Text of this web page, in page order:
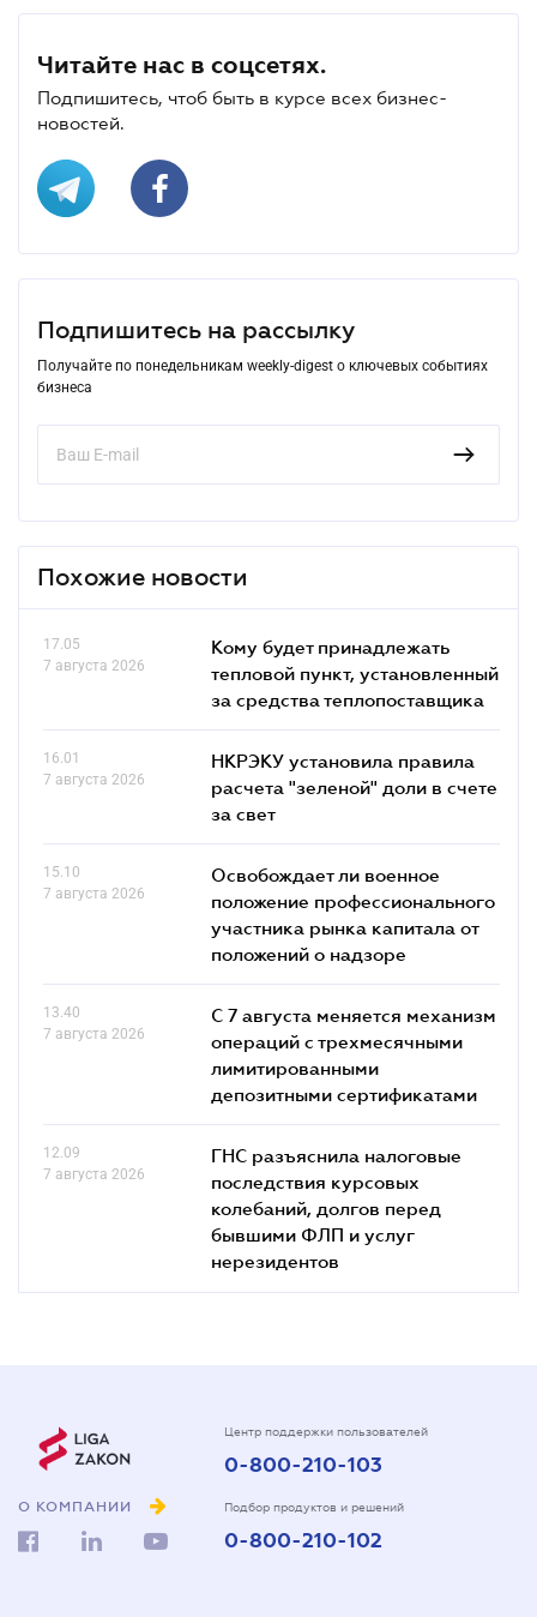
Читайте нас в соцсетях.
Подпишитесь, чтоб быть в курсе всех бизнес-
новостей.
Подпишитесь на рассылку
Получайте по понедельникам weekly-digest о ключевых событиях
бизнеса
Похожие новости
17.05
7 августа 2026
Кому будет принадлежать
тепловой пункт, установленный
за средства теплопоставщика
16.01
7 августа 2026
НКРЭКУ установила правила
расчета "зеленой" доли в счете
за свет
15.10
7 августа 2026
Освобождает ли военное
положение профессионального
участника рынка капитала от
положений о надзоре
13.40
7 августа 2026
С 7 августа меняется механизм
операций с трехмесячными
лимитированными
депозитными сертификатами
12.09
7 августа 2026
ГНС разъяснила налоговые
последствия курсовых
колебаний, долгов перед
бывшими ФЛП и услуг
нерезидентов
О КОМПАНИИ
Центр поддержки пользователей
0-800-210-103
Подбор продуктов и решений
0-800-210-102